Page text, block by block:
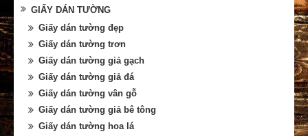
GIẤY DÁN TƯỜNG
Giấy dán tường đẹp
Giấy dán tường trơn
Giấy dán tường giả gạch
Giấy dán tường giả đá
Giấy dán tường vân gỗ
Giấy dán tường giả bê tông
Giấy dán tường hoa lá